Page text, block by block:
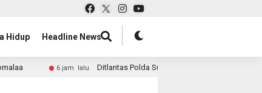
Hidup Headline News
lalu Ditlantas Polda Sultra Edukasi Pengemudi Angkutan Barang,